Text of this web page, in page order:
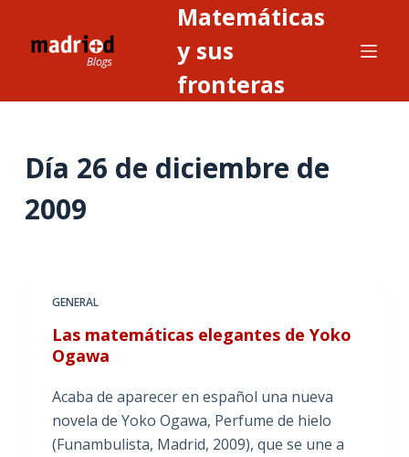
Matemáticas
y sus
fronteras
Día 26 de diciembre de
2009
GENERAL
Las matemáticas elegantes de Yoko
Ogawa
Acaba de aparecer en español una nueva
novela de Yoko Ogawa, Perfume de hielo
(Funambulista, Madrid, 2009), que se une a